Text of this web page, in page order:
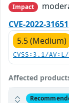
Impact
CVE-2022-31651
5.5 (Medium)
CVSS:3.1/
Affected